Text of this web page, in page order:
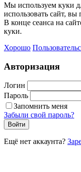
Мы используем куки
использовать сайт, вы
В конце сеанса на
куки.
Хорошо
Авторизация
Логин
Пароль
Запомнить меня
Забыли свой пароль?
Войти
Ещё нет аккаунта?